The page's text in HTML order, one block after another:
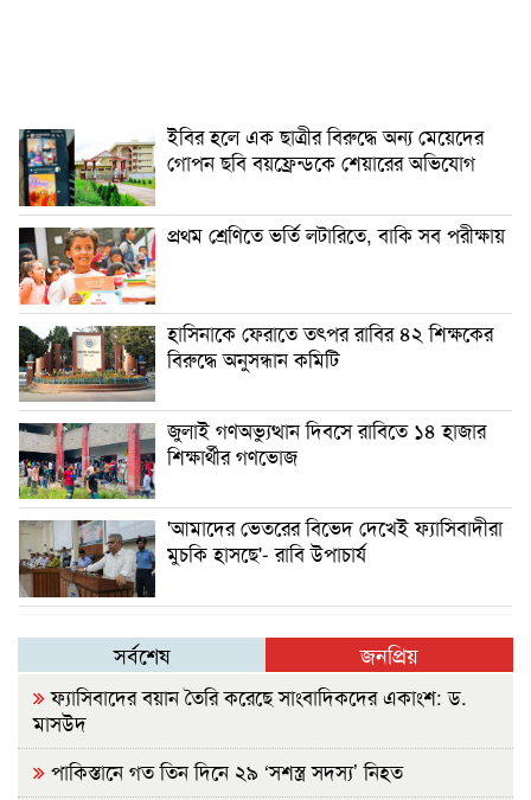
ইবির হলে এক ছাত্রীর বিরুদ্ধে অন্য মেয়েদের
গোপন ছবি বয়ফ্রেন্ডকে শেয়ারের অভিযোগ
প্রথম শ্রেণিতে ভর্তি লটারিতে, বাকি সব পরীক্ষায়
হাসিনাকে ফেরাতে তৎপর রাবির ৪২ শিক্ষকের
বিরুদ্ধে অনুসন্ধান কমিটি
জুলাই গণঅভ্যুত্থান দিবসে রাবিতে ১৪ হাজার
শিক্ষার্থীর গণভোজ
'আমাদের ভেতরের বিভেদ দেখেই ফ্যাসিবাদীরা
মুচকি হাসছে'- রাবি উপাচার্য
সর্বশেষ জনপ্রিয়
ফ্যাসিবাদের বয়ান তৈরি করেছে সাংবাদিকদের একাংশ: ড.
মাসউদ
পাকিস্তানে গত তিন দিনে ২৯ ‘সশস্ত্র সদস্য’ নিহত